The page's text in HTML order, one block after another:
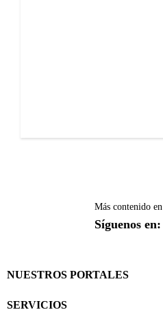
Más contenido en
Síguenos en:
NUESTROS PORTALES
SERVICIOS